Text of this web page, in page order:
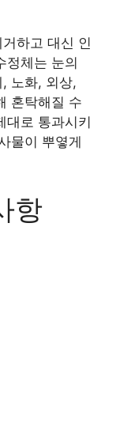
하고 대신 인
정체는 눈의
노화, 외상,
혼탁해질 수
대로 통과시키
물이 뿌옇게
항